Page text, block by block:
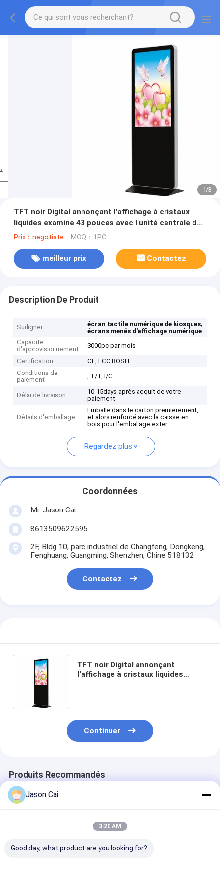
1/3
TFT noir Digital annonçant l'affichage à cristaux
liquides examine 43 pouces avec l'unité centrale de
traitement de PC d'I3 I5 I7
Prix：negotiate MOQ：1PC
meilleur prix Contactez
Description De Produit
Surligner écran tactile numérique de kiosques,
écrans menés d'affichage numérique
Capacité
d'approvisionnement
3000pc par mois
Certification
CE, FCC.ROSH
Conditions de
paiement
, T/T, l/C
Délai de livraison
10-15days après acquit de votre
paiement
Détails d'emballage
Emballé dans le carton premièrement,
et alors renforcé avec la caisse en
bois pour l'emballage exter
Regardez plus
Coordonnées
Mr. Jason Cai
8613509622595
2F, Bldg 10, parc industriel de Changfeng, Dongkeng,
Fenghuang, Guangming, Shenzhen, Chine 518132
Contactez
TFT noir Digital annonçant
l'affichage à cristaux liquides
Continuer
Produits Recommandés
Jason Cai
3:20 AM
Good day, what product are you looking for?